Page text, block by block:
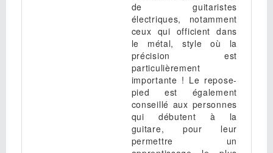
de guitaristes
électriques, notamment
ceux qui officient dans
le métal, style où la
précision est
particulièrement
importante ! Le repose-
pied est également
conseillé aux personnes
qui débutent à la
guitare, pour leur
permettre un